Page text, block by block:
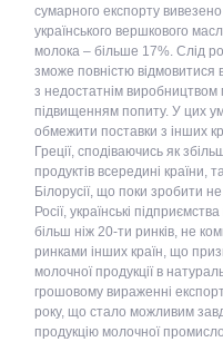
сумарного експорту вивезено
українського вершкового
молока – більше 17%. Слід
зможе повністю відмовитися
з недостатнім виробництвом
підвищенням попиту. У цих
обмежити поставки з інших
Греції, сподіваючись як
продуктів всередині країни,
Білорусії, що поки зробити
Росії, українські
більш ніж 20-ти ринків, не
ринками інших країн, що
молочної продукції в
грошовому вираженні
року, що стало можливим
продукцію молочної